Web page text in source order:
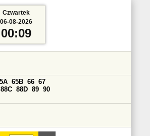
65B 66 67
88C 88D 89 90
Czwartek
06-08-2026
00:09